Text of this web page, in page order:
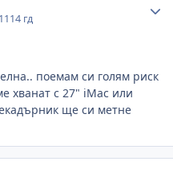
14 гд
поемам си голям риск
хванат с 27" iMac или
ще си метне